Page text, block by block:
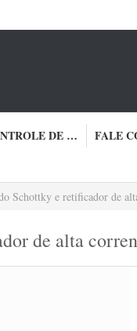
CONTROLE DE QUALIDADE FALE
Schottky e retificador de
de alta